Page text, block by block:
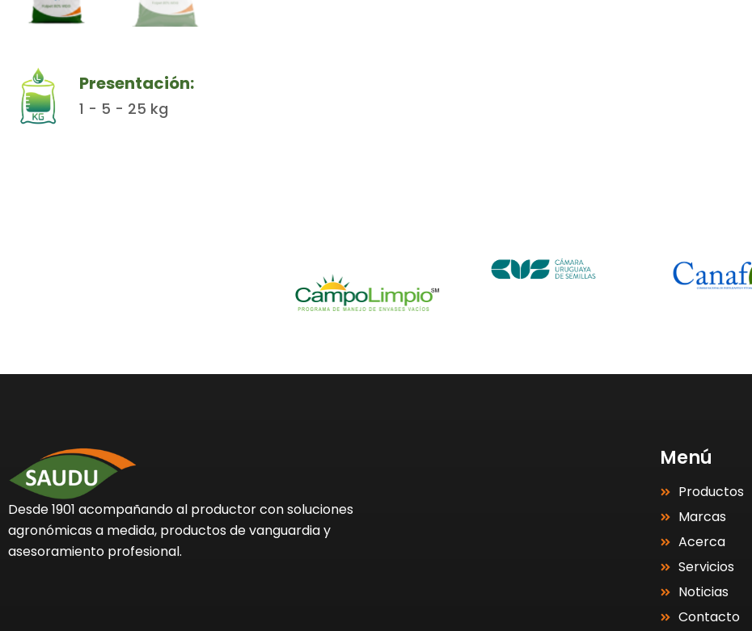
Presentación:
1 - 5 - 25 kg
Desde 1901 acompañando al productor con soluciones
agronómicas a medida, productos de vanguardia y
asesoramiento profesional.
Menú
Productos
Marcas
Acerca
Servicios
Noticias
Contacto